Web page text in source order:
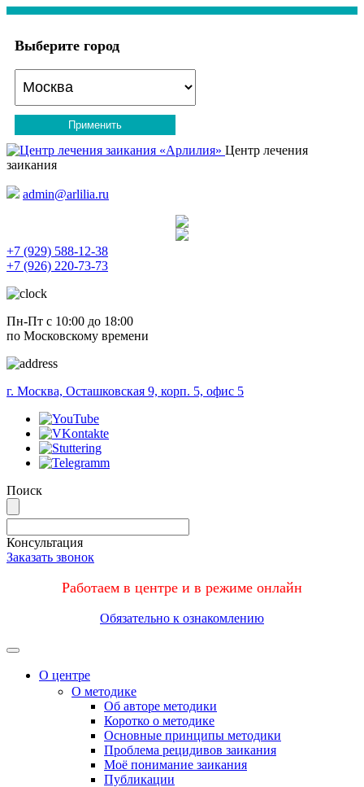
Выберите город
Применить
Центр лечения
заикания
admin@arlilia.ru
+7 (929) 588-12-38
+7 (926) 220-73-73
Пн-Пт с 10:00 до 18:00
по Московскому времени
г. Москва, Осташковская 9, корп. 5, офис 5
Поиск
Консультация
Заказать звонок
Работаем в центре и в режиме онлайн
Обязательно к ознакомлению
Меню
О центре
О методике
Об авторе методики
Коротко о методике
Основные принципы методики
Проблема рецидивов заикания
Моё понимание заикания
Публикации